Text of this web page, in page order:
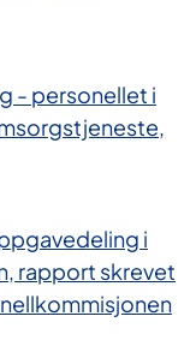
- personellet i
i
rapport skrevet